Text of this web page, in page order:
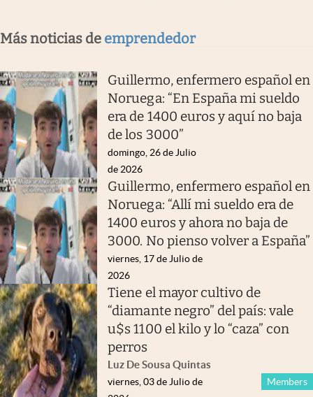
Más noticias de emprendedor
Guillermo, enfermero español en
Noruega: “En España mi sueldo
era de 1400 euros y aquí no baja
de los 3000”
domingo, 26 de Julio
de 2026
Guillermo, enfermero español en
Noruega: “Allí mi sueldo era de
1400 euros y ahora no baja de
3000. No pienso volver a España”
viernes, 17 de Julio de
2026
Tiene el mayor cultivo de
“diamante negro” del país: vale
u$s 1100 el kilo y lo “caza” con
perros
Luz De Sousa Quintas
Members
viernes, 03 de Julio de